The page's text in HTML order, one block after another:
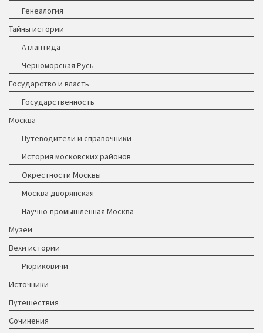
Генеалогия
Тайны истории
Атлантида
Черноморская Русь
Государство и власть
Государственность
Москва
Путеводители и справочники
История московских районов
Окрестности Москвы
Москва дворянская
Научно-промышленная Москва
Музеи
Вехи истории
Рюриковичи
Источники
Путешествия
Сочинения